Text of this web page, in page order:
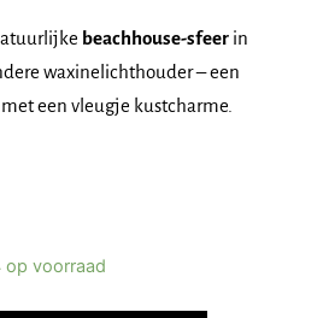
beachhouse-sfeer in
waxinelichthouder – een
een vleugje kustcharme.
op voorraad